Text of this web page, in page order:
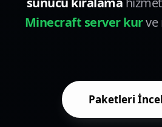
Minecraft server kurve
Paketleri